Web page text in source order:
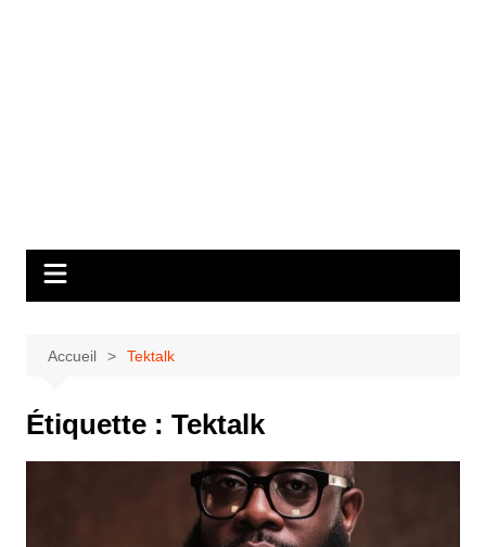
Accueil Tektalk
Étiquette : Tektalk